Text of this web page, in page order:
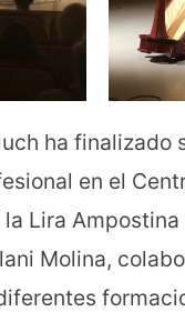
ha finalizado
en el
Lira Ampostina
Molina,